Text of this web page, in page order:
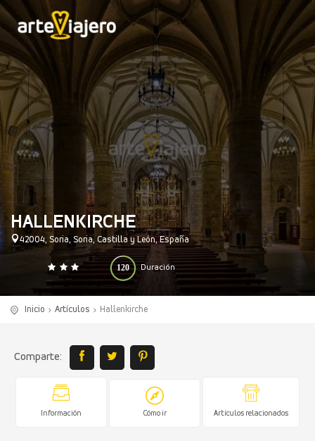
HALLENKIRCHE
42004, Soria, Soria, Castilla y León, España
Duración
120
0 140
Inicio Artículos Hallenkirche
Comparte:
Información Cómo ir Artículos relacionados